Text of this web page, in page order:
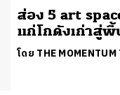
ส่อง 5 art
แก่โกดังเก่าสู่
โดย THE MOMENTUM